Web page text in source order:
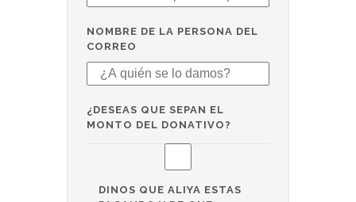
NOMBRE DE LA PERSONA DEL
CORREO
¿DESEAS QUE SEPAN EL
MONTO DEL DONATIVO?
DINOS QUE ALIYA ESTAS